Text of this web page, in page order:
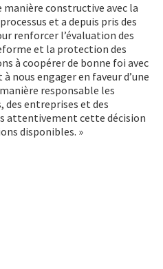
manière constructive avec la
et a depuis pris des
renforcer l’évaluation des
et la protection des
à coopérer de bonne foi avec
nous engager en faveur d’une
responsable les
entreprises et des
attentivement cette décision
disponibles. »